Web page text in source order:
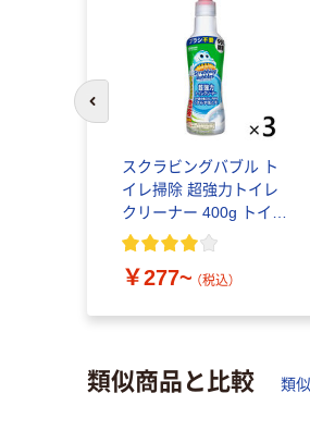
スクラビングバブル ト
イレ掃除 超強力トイレ
クリーナー 400g トイレ
洗剤 ジョンソン
￥277~ （税込）
前のスライドへ
類似商品と比較 類